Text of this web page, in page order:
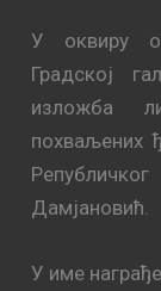
У оквиру
Градској
изложба
похваљених
Дамјановић.
У име